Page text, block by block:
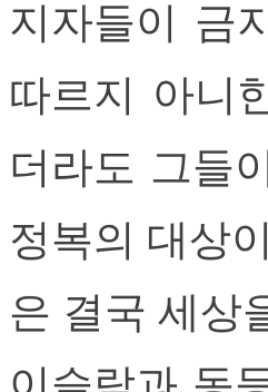
지자들이 금
따르지 아니
더라도 그들
정복의 대상
은 결국 세상